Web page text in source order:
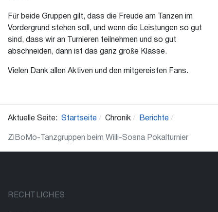
Für beide Gruppen gilt, dass die Freude am Tanzen im
Vordergrund stehen soll, und wenn die Leistungen so gut
sind, dass wir an Turnieren teilnehmen und so gut
abschneiden, dann ist das ganz große Klasse.
Vielen Dank allen Aktiven und den mitgereisten Fans.
Aktuelle Seite: Startseite Chronik Berichte
ZiBoMo-Tanzgruppen beim Willi-Sosna Pokalturnier
RECHTLICHES